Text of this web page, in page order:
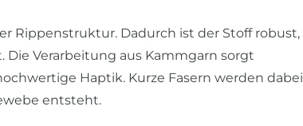
Rippenstruktur. Dadurch ist der Stoff robust,
Verarbeitung aus Kammgarn sorgt
Haptik. Kurze Fasern werden dabei
entsteht.